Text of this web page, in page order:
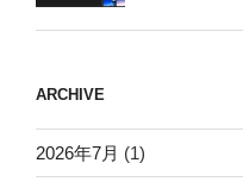
ARCHIVE
2026年7月 (1)